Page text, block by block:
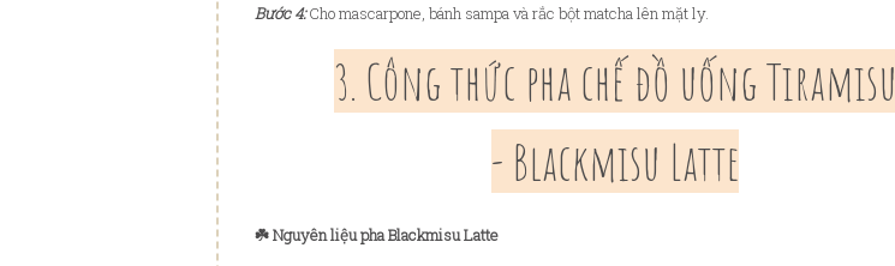
Bước 4:Cho mascarpone, bánh sampa và rắc bột matcha lên mặt ly.
3. Công thức pha chế đồ uống Tiramisu
- Blackmisu Latte
☘️ Nguyên liệu pha Blackmisu Latte